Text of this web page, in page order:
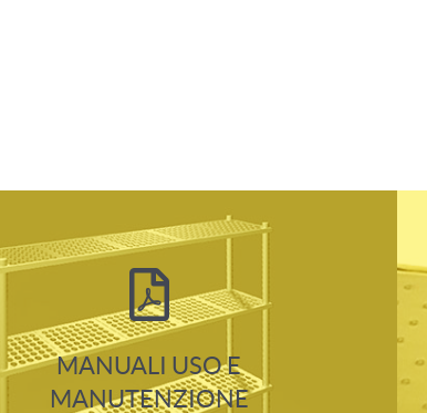
MANUALI USO E
MANUTENZIONE